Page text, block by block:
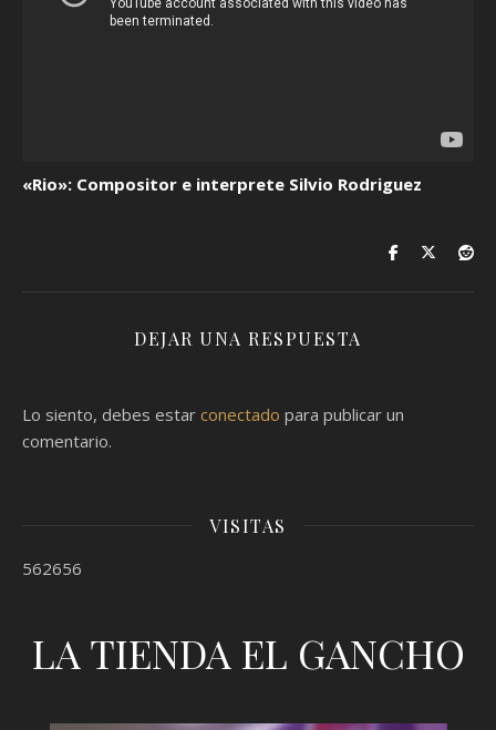
«Rio»: Compositor e interprete Silvio Rodriguez
DEJAR UNA RESPUESTA
Lo siento, debes estar conectado para publicar un
comentario.
VISITAS
562656
LA TIENDA EL GANCHO